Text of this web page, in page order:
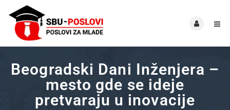
Beogradski Dani Inženjera –
mesto gde se ideje
pretvaraju u inovacije